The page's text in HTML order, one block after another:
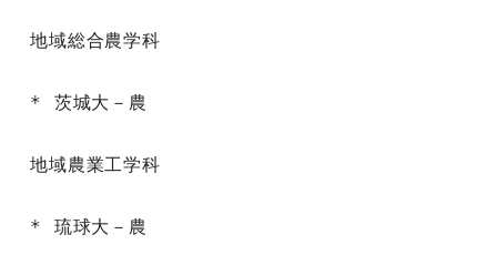
地域総合農学科
* 茨城大－農
地域農業工学科
* 琉球大－農